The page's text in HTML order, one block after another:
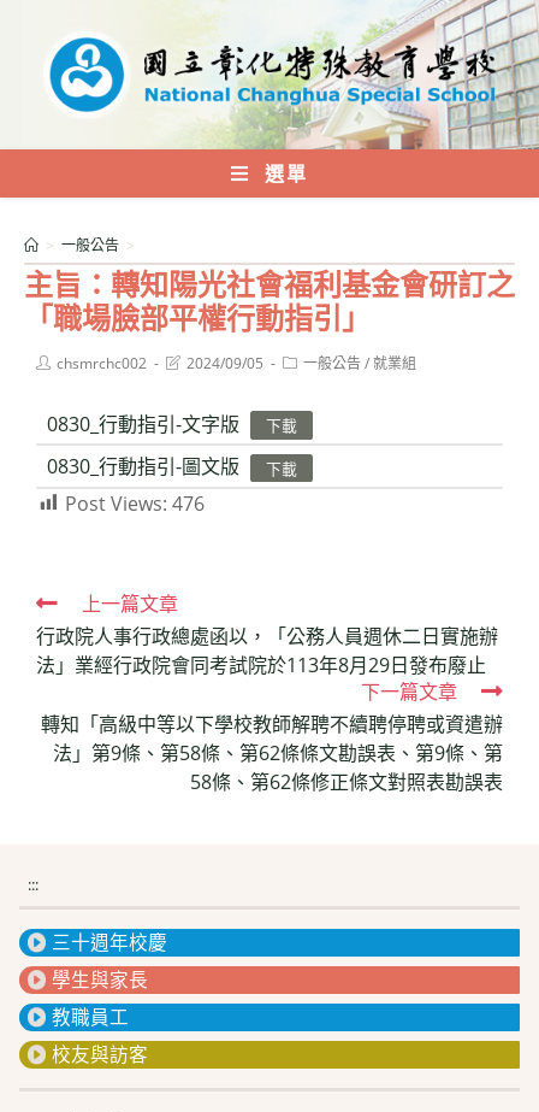
內
選單
主旨：轉知陽光社會福利基金會研訂之
「職場臉部平權行動指引」
> 一般公告 >
Postchsmrchc002
Post2024/09/05
Post一般公告/就業組
0830_行動指引-文字版 下載
0830_行動指引-圖文版 下載
Post Views: 476
Read
more
articles
上一篇文章
行政院人事行政總處函以，「公務人員週休二日實施辦
法」業經行政院會同考試院於113年8月29日發布廢止
下一篇文章
轉知「高級中等以下學校教師解聘不續聘停聘或資遣辦
法」第9條、第58條、第62條條文勘誤表、第9條、第
58條、第62條修正條文對照表勘誤表
:::
三十週年校慶
學生與家長
教職員工
校友與訪客